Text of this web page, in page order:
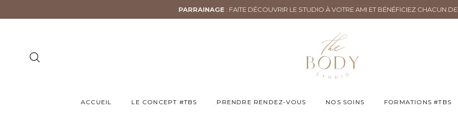
PARRAINAGE : FAITE DÉCOUVRIR LE STUDIO À VOTRE AMI ET BÉNÉFICIEZ CHACUN DE
ACCUEIL LE CONCEPT #TBS PRENDRE RENDEZ-VOUS NOS SOINS FORMATIONS #TBS